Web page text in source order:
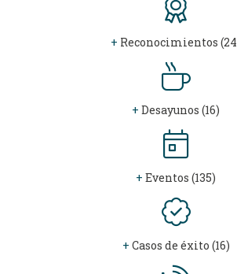
+ Reconocimientos
+ Desayunos (16)
+ Eventos (135)
+ Casos de éxito (16)